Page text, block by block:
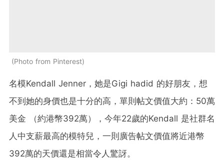
Photo from Pinterest
名模Kendall Jenner，她是Gigi hadid 的好朋友，想
不到她的身價也是十分的高，單則帖文價值大約：50萬
美金 （約港幣392萬），今年22歲的Kendall 是社群名
人中支薪最高的模特兒，一則廣告帖文價值將近港幣
392萬的天價還是相當令人驚訝。